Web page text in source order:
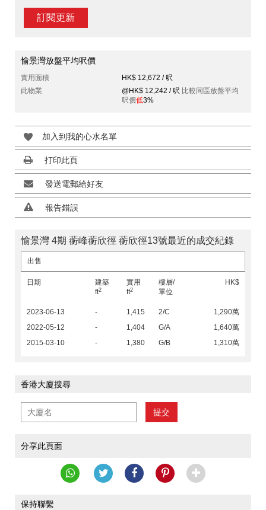
訂閱更新
愉景灣放盤平均呎價
實用面積
HK$ 12,672 / 呎
此物業
@HK$ 12,242 / 呎 比較同區放盤平均
呎價低3%
加入到我的心水名單
打印此頁
發送電郵給好友
報告錯誤
愉景灣 4期 蘅峰蘅欣徑 蘅欣徑13號最近的成交紀錄
出售
日期
建築
ft2
實用
ft2
樓層/
單位
HK$
2023-06-13 - 1,415 2/C
1,290萬
2022-05-12
- 1,404 G/A
1,640萬
2015-03-10
- 1,380 G/B 1,310萬
香港大廈搜尋
提交
分享此頁面
保持聯繫